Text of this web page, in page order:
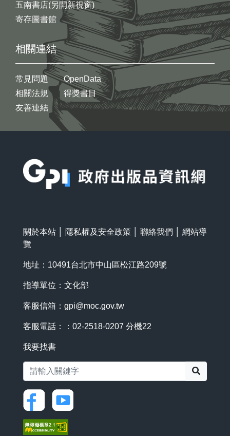
五南書店(另開新視窗)
寄存圖書館
相關連結
常見問題
相關法規
友善連結
OpenData
得獎書目
關於本站 隱私權及安全政策 聯絡我們
網站導
覽
地址：10491台北市中山區松江路209號
指導單位：文化部
客服信箱： gpi@moc.gov.tw
客服電話：：02-2518-0207 分機22
我要找書